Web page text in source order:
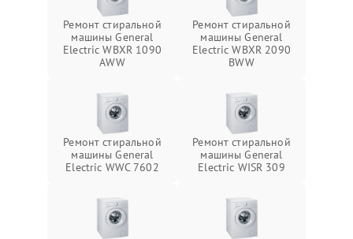
Ремонт стиральной
машины General
Electric WBXR 1090
AWW
Ремонт стиральной
машины General
Electric WBXR 2090
BWW
Ремонт стиральной
машины General
Electric WWC 7602
Ремонт стиральной
машины General
Electric WISR 309